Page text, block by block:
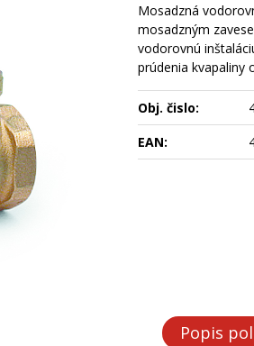
Mosadzná
mosadzným
vodorovnú
prúdenia kvapaliny
Obj. čislo:
EAN:
Popis